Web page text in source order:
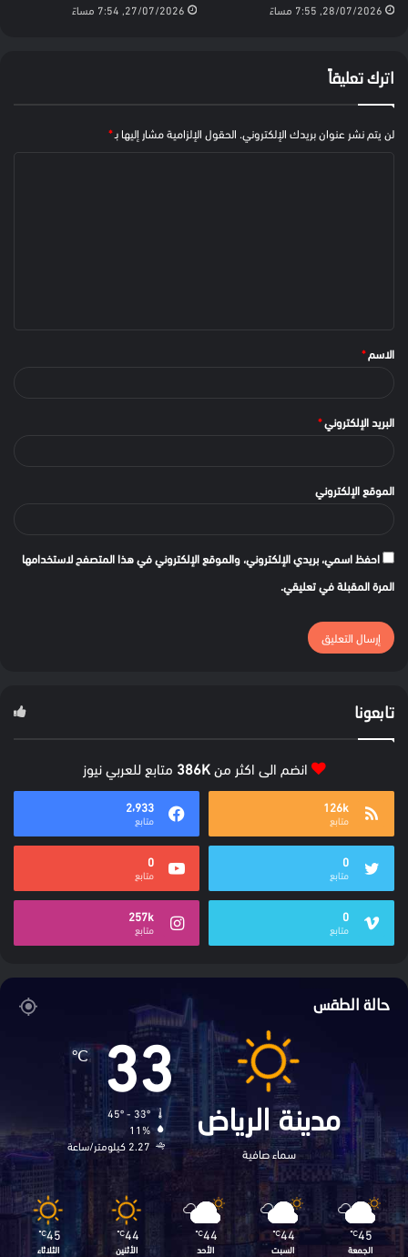
28/07/2026, 7:55 مساءً 27/07/2026, 7:54 مساءً
اترك تعليقاً
لن يتم نشر عنوان بريدك الإلكتروني. الحقول الإلزامية مشار إليها بـ*
الاسم*
البريد الإلكتروني*
الموقع الإلكتروني
احفظ اسمي، بريدي الإلكتروني، والموقع الإلكتروني في هذا المتصفح لاستخدامها
المرة المقبلة في تعليقي.
تابعونا
انضم الى اكثر من386K متابع للعربي نيوز
126k
متابع
2٬933
متابع
0
متابع
0
متابع
0
متابع
257k
متابع
حالة الطقس
مدينة الرياض
سماء صافية
33
℃
45º - 33º
11%
2.27 كيلومتر/ساعة
45
℃
الجمعة
44
℃
السبت
44
℃
الأحد
44
℃
الأثنين
45
℃
الثلاثاء